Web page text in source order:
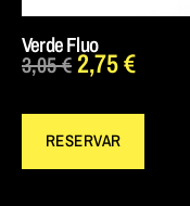
Verde Fluo
3,05€2,75€
RESERVAR